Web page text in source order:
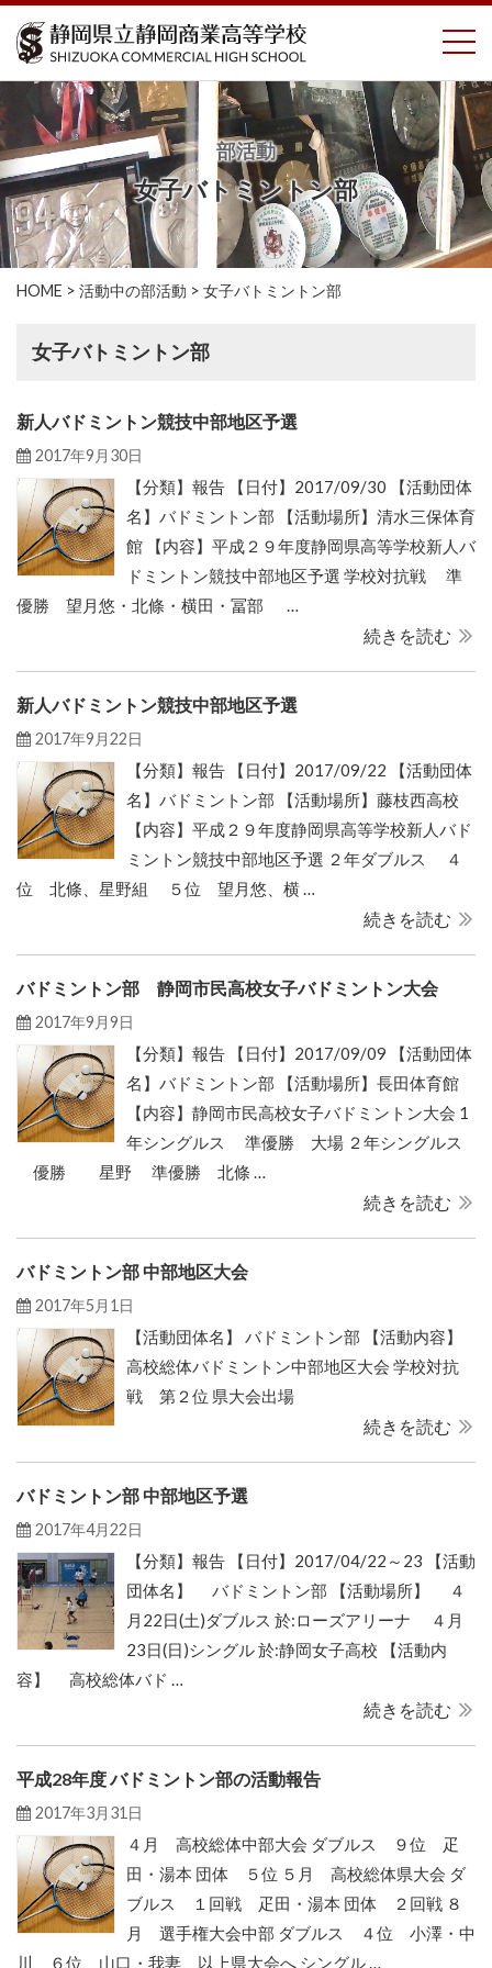
コ
ツ
へ
ス
キ
ッ
プ
部活動
女子バトミントン部
HOME > 活動中の部活動 > 女子バトミントン部
女子バトミントン部
新人バドミントン競技中部地区予選
2017年9月30日
【分類】報告 【日付】2017/09/30 【活動団体
名】バドミントン部 【活動場所】清水三保体育
館 【内容】平成２９年度静岡県高等学校新人バ
ドミントン競技中部地区予選 学校対抗戦 準
優勝 望月悠・北條・横田・冨部 …
続きを読む
新人バドミントン競技中部地区予選
2017年9月22日
【分類】報告 【日付】2017/09/22 【活動団体
名】バドミントン部 【活動場所】藤枝西高校
【内容】平成２９年度静岡県高等学校新人バド
ミントン競技中部地区予選 ２年ダブルス ４
位 北條、星野組 ５位 望月悠、横 …
続きを読む
バドミントン部 静岡市民高校女子バドミントン大会
2017年9月9日
【分類】報告 【日付】2017/09/09 【活動団体
名】バドミントン部 【活動場所】長田体育館
【内容】静岡市民高校女子バドミントン大会 1
年シングルス 準優勝 大場 ２年シングルス
優勝 星野 準優勝 北條 …
続きを読む
バドミントン部 中部地区大会
2017年5月1日
【活動団体名】 バドミントン部 【活動内容】
高校総体バドミントン中部地区大会 学校対抗
戦 第２位 県大会出場
続きを読む
バドミントン部 中部地区予選
2017年4月22日
【分類】報告 【日付】2017/04/22～23 【活動
団体名】 バドミントン部 【活動場所】 ４
月22日(土)ダブルス 於:ローズアリーナ ４月
23日(日)シングル 於:静岡女子高校 【活動内
容】 高校総体バド …
続きを読む
平成28年度 バドミントン部の活動報告
2017年3月31日
４月 高校総体中部大会 ダブルス ９位 疋
田・湯本 団体 ５位 ５月 高校総体県大会 ダ
ブルス １回戦 疋田・湯本 団体 ２回戦 ８
月 選手権大会中部 ダブルス ４位 小澤・中
川、６位 山口・我妻 以上県大会へ シングル …